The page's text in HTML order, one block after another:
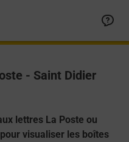
- Saint Didier
lettres La Poste ou
visualiser les boîtes